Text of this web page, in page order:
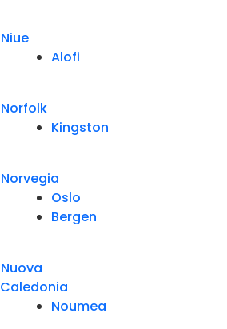
Niue
Alofi
Norfolk
Kingston
Norvegia
Oslo
Bergen
Nuova
Caledonia
Noumea